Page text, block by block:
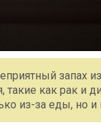
запах
как рак и
из-за еды, но и